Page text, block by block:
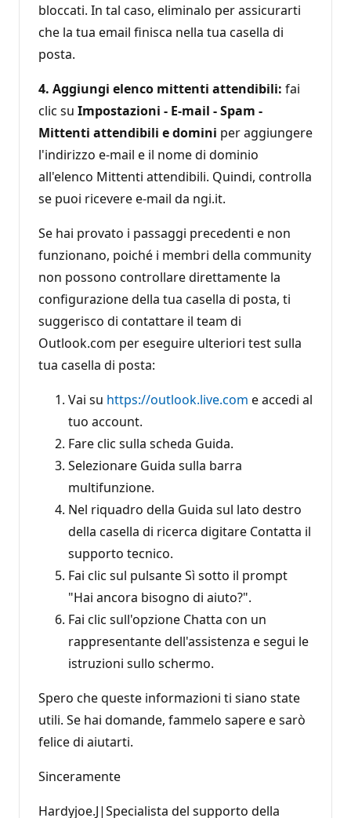
bloccati. In tal caso, eliminalo per assicurarti
che la tua email finisca nella tua casella di
posta.
4. Aggiungi elenco mittenti attendibili: fai
clic su Impostazioni - E-mail - Spam -
Mittenti attendibili e domini per aggiungere
l'indirizzo e-mail e il nome di dominio
all'elenco Mittenti attendibili. Quindi, controlla
se puoi ricevere e-mail da ngi.it.
Se hai provato i passaggi precedenti e non
funzionano, poiché i membri della community
non possono controllare direttamente la
configurazione della tua casella di posta, ti
suggerisco di contattare il team di
Outlook.com per eseguire ulteriori test sulla
tua casella di posta:
Vai su https://outlook.live.com e accedi al
tuo account.
Fare clic sulla scheda Guida.
Selezionare Guida sulla barra
multifunzione.
Nel riquadro della Guida sul lato destro
della casella di ricerca digitare Contatta il
supporto tecnico.
Fai clic sul pulsante Sì sotto il prompt
"Hai ancora bisogno di aiuto?".
Fai clic sull'opzione Chatta con un
rappresentante dell'assistenza e segui le
istruzioni sullo schermo.
Spero che queste informazioni ti siano state
utili. Se hai domande, fammelo sapere e sarò
felice di aiutarti.
Sinceramente
Hardyjoe.J|Specialista del supporto della